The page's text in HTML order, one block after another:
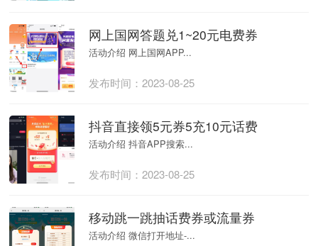
网上国网答题兑1~20元电费券
活动介绍 网上国网APP...
发布时间：2023-08-25
抖音直接领5元券5充10元话费
活动介绍 抖音APP搜索...
发布时间：2023-08-25
移动跳一跳抽话费券或流量券
活动介绍 微信打开地址-...